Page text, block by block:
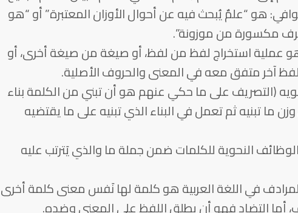
هو “علمٌ يُبحث فيه عن أحوال الأوزان المعتبرة” أو “هو
مكسورة من موزونة”.
عملية استخراج لفظ من لفظ، أو صيغة من صيغة أخرى، أو
آخر متفق معه في المعنى والحروف الأصلية.
(التصريف على ما حكي عنهم هو أن تبني من الكلمة بناء
ما تبنيه ثم تعمل في البناء الذي تبنيه على ما يقتضيه
النحوية للكلمات ضمن جملة ما والذي يَترتب عليه
في اللغة العربية هو كلمة لها نَفس معنى كلمة أخرى
أما التضاد فهو أن يطلق اللفظ على المعنى وضده.